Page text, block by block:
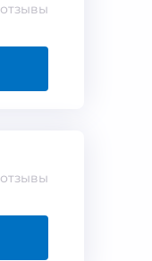
отзывы
отзывы